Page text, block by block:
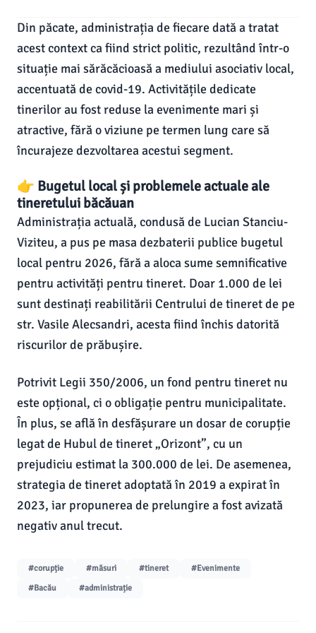
Din păcate, administrația de fiecare dată a tratat
acest context ca fiind strict politic, rezultând într-o
situație mai sărăcăcioasă a mediului asociativ local,
accentuată de covid-19. Activitățile dedicate
tinerilor au fost reduse la evenimente mari și
atractive, fără o viziune pe termen lung care să
încurajeze dezvoltarea acestui segment.
👉 Bugetul local și problemele actuale ale
tineretului băcăuan
Administrația actuală, condusă de Lucian Stanciu-
Viziteu, a pus pe masa dezbaterii publice bugetul
local pentru 2026, fără a aloca sume semnificative
pentru activități pentru tineret. Doar 1.000 de lei
sunt destinați reabilitării Centrului de tineret de pe
str. Vasile Alecsandri, acesta fiind închis datorită
riscurilor de prăbușire.
Potrivit Legii 350/2006, un fond pentru tineret nu
este opțional, ci o obligație pentru municipalitate.
În plus, se află în desfășurare un dosar de corupție
legat de Hubul de tineret „Orizont”, cu un
prejudiciu estimat la 300.000 de lei. De asemenea,
strategia de tineret adoptată în 2019 a expirat în
2023, iar propunerea de prelungire a fost avizată
negativ anul trecut.
#corupție #măsuri #tineret
#Evenimente
#Bacău
#administrație